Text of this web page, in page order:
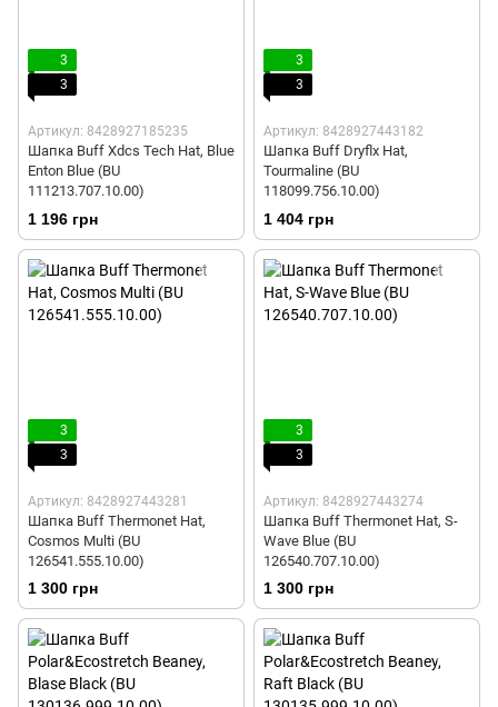
3
3
Артикул: 8428927185235
Шапка Buff Xdcs Tech Hat, Blue
Enton Blue (BU
111213.707.10.00)
1 196 грн
3
3
Артикул: 8428927443182
Шапка Buff Dryflx Hat,
Tourmaline (BU
118099.756.10.00)
1 404 грн
3
3
Артикул: 8428927443281
Шапка Buff Thermonet Hat,
Cosmos Multi (BU
126541.555.10.00)
1 300 грн
3
3
Артикул: 8428927443274
Шапка Buff Thermonet Hat, S-
Wave Blue (BU
126540.707.10.00)
1 300 грн